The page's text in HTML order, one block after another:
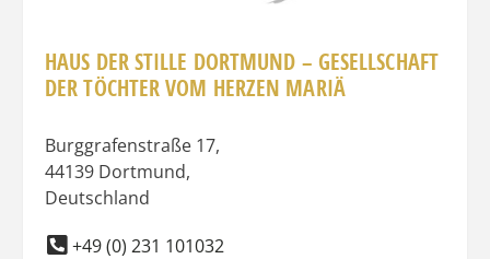
HAUS DER STILLE DORTMUND – GESELLSCHAFT
DER TÖCHTER VOM HERZEN MARIÄ
Burggrafenstraße 17,
44139 Dortmund,
Deutschland
+49 (0) 231 101032